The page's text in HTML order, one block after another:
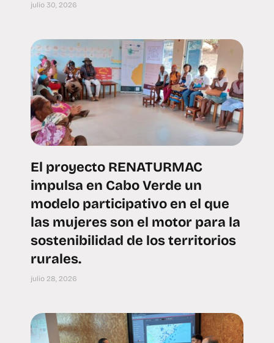
julio 30, 2026
El proyecto RENATURMAC
impulsa en Cabo Verde un
modelo participativo en el que
las mujeres son el motor para la
sostenibilidad de los territorios
rurales.
julio 28, 2026